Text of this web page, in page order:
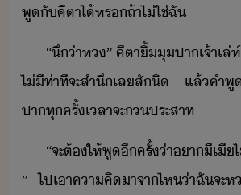
พู​ั​คีตา​ไ้​หร​ถ้า​ไ่ใช่​ฉั
“​ึ​่า​ห​”​ ​คีตา​ิ้​ุ​ปา​เจ้าเ
ไ่ี​ท่าที​จะ​สำึ​เล​สัิ​ ​แล้​คำพู
ปา​ทุครั้​เลา​จะ​ประสาท
“​จะ​ต้​ให้​พู​ีครั้​่า​า​ี​เี​
”​ ​ไป​เา​คาคิ​าจา​ไห​่า​ฉั​จะ​